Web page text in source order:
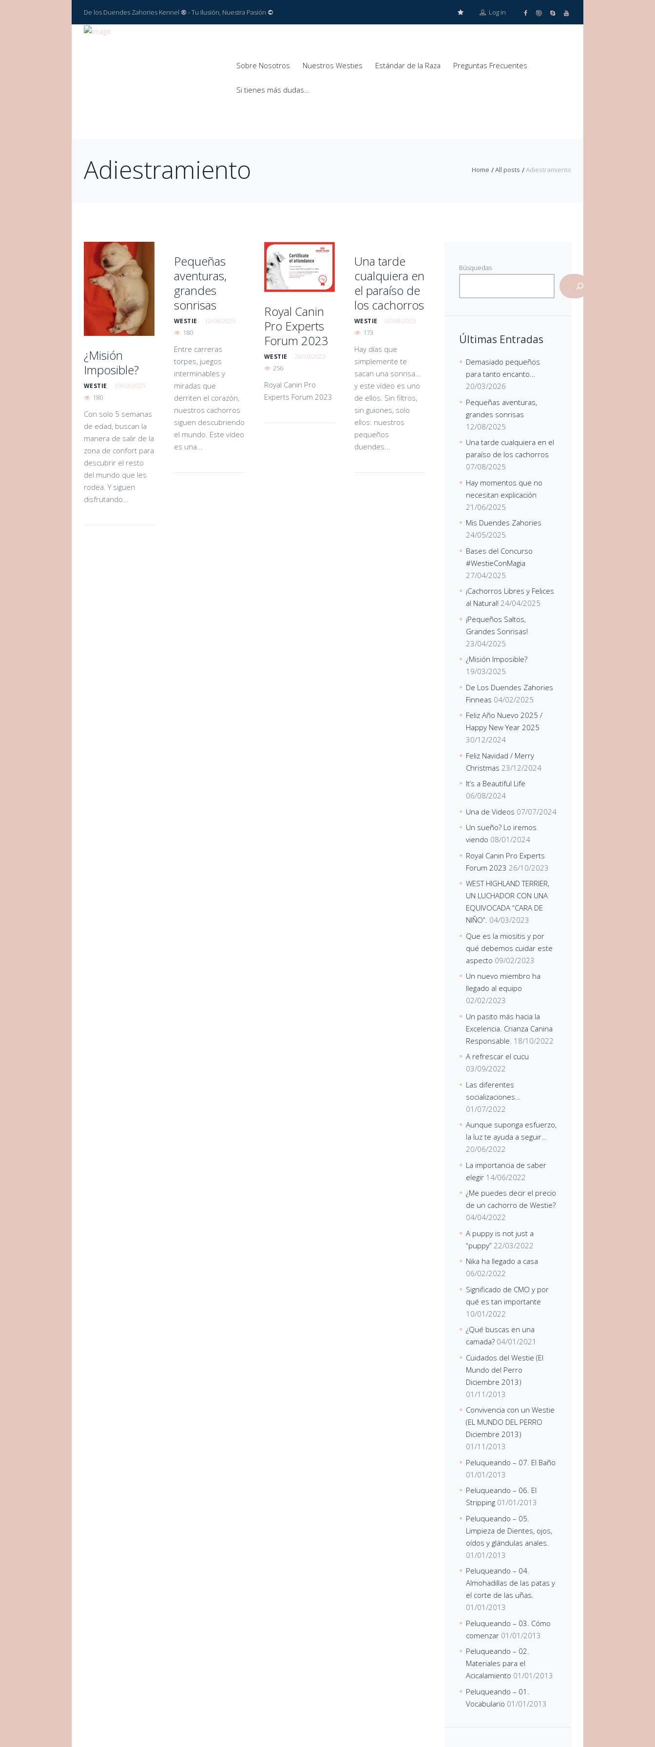
Log in
De los Duendes Zahories Kennel ® - Tu Ilusión, Nuestra Pasión ©
Sobre Nosotros Nuestros Westies Estándar de la Raza Preguntas Frecuentes
Si tienes más dudas…
Home All posts Adiestramiento
Adiestramiento
¿Misión
Imposible?
WESTIE
19/03/2025
180
Con solo 5 semanas
de edad, buscan la
manera de salir de la
zona de confort para
descubrir el resto
del mundo que les
rodea. Y siguen
disfrutando...
Pequeñas
aventuras,
grandes
sonrisas
WESTIE
12/08/2025
180
Entre carreras
torpes, juegos
interminables y
miradas que
derriten el corazón,
nuestros cachorros
siguen descubriendo
el mundo. Este vídeo
es una...
Royal Canin
Pro Experts
Forum 2023
WESTIE
26/10/2023
256
Royal Canin Pro
Experts Forum 2023
Una tarde
cualquiera en
el paraíso de
los cachorros
WESTIE
07/08/2025
173
Hay días que
simplemente te
sacan una sonrisa…
y este vídeo es uno
de ellos. Sin filtros,
sin guiones, solo
ellos: nuestros
pequeños
duendes...
Búsquedas
Últimas Entradas
Demasiado pequeños
para tanto encanto…
20/03/2026
Pequeñas aventuras,
grandes sonrisas
12/08/2025
Una tarde cualquiera en el
paraíso de los cachorros
07/08/2025
Hay momentos que no
necesitan explicación
21/06/2025
Mis Duendes Zahories
24/05/2025
Bases del Concurso
#WestieConMagia
27/04/2025
¡Cachorros Libres y Felices
al Natural! 24/04/2025
¡Pequeños Saltos,
Grandes Sonrisas!
23/04/2025
¿Misión Imposible?
19/03/2025
De Los Duendes Zahories
Finneas 04/02/2025
Feliz Año Nuevo 2025 /
Happy New Year 2025
30/12/2024
Feliz Navidad / Merry
Christmas 23/12/2024
It’s a Beautiful Life
06/08/2024
Una de Videos 07/07/2024
Un sueño? Lo iremos
viendo 08/01/2024
Royal Canin Pro Experts
Forum 2023 26/10/2023
WEST HIGHLAND TERRIER,
UN LUCHADOR CON UNA
EQUIVOCADA “CARA DE
NIÑO”. 04/03/2023
Que es la miositis y por
qué debemos cuidar este
aspecto 09/02/2023
Un nuevo miembro ha
llegado al equipo
02/02/2023
Un pasito más hacia la
Excelencia. Crianza Canina
Responsable. 18/10/2022
A refrescar el cucu
03/09/2022
Las diferentes
socializaciones…
01/07/2022
Aunque suponga esfuerzo,
la luz te ayuda a seguir…
20/06/2022
La importancia de saber
elegir 14/06/2022
¿Me puedes decir el precio
de un cachorro de Westie?
04/04/2022
A puppy is not just a
“puppy” 22/03/2022
Nika ha llegado a casa
06/02/2022
Significado de CMO y por
qué es tan importante
10/01/2022
¿Qué buscas en una
camada? 04/01/2021
Cuidados del Westie (El
Mundo del Perro
Diciembre 2013)
01/11/2013
Convivencia con un Westie
(EL MUNDO DEL PERRO
Diciembre 2013)
01/11/2013
Peluqueando – 07. El Baño
01/01/2013
Peluqueando – 06. El
Stripping 01/01/2013
Peluqueando – 05.
Limpieza de Dientes, ojos,
oídos y glándulas anales.
01/01/2013
Peluqueando – 04.
Almohadillas de las patas y
el corte de las uñas.
01/01/2013
Peluqueando – 03. Cómo
comenzar 01/01/2013
Peluqueando – 02.
Materiales para el
Acicalamiento 01/01/2013
Peluqueando – 01.
Vocabulario 01/01/2013